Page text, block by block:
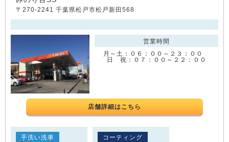
〒270-2241 千葉県松戸市松戸新田568
営業時間
月～土：０６：００～２３：００
日 祝：０７：００～２２：００
店舗詳細はこちら
手洗い洗車 コーティング